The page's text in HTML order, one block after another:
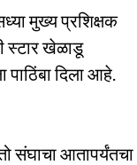
मुख्य प्रशिक्षक
स्टार खेळाडू
पाठिंबा दिला आहे.
संघाचा आतापर्यंतचा